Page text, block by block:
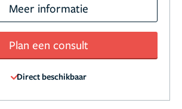
Meer informatie
Plan een consult
Direct beschikbaar